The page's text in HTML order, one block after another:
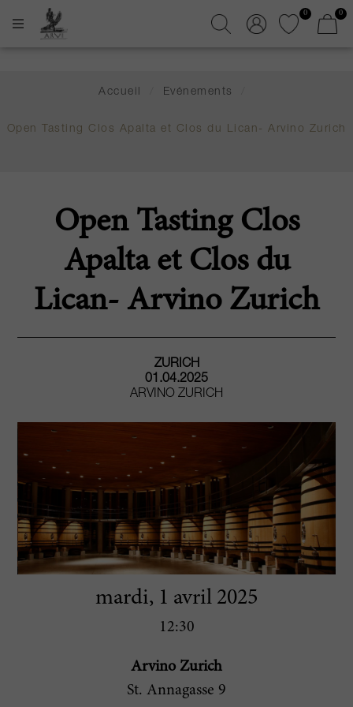
0 0
Accueil Evénements
Open Tasting Clos Apalta et Clos du Lican- Arvino Zurich
Open Tasting Clos
Apalta et Clos du
Lican- Arvino Zurich
ZURICH
01.04.2025
ARVINO ZURICH
mardi, 1 avril 2025
12:30
Arvino Zurich
St. Annagasse 9